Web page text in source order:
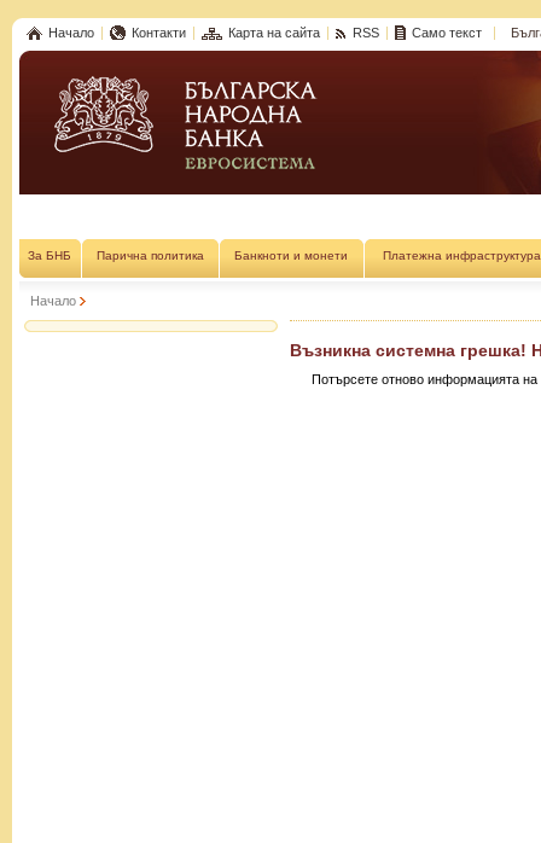
Начало Контакти Карта на сайта RSS Само текст
За БНБ Парична политика Банкноти и монети Платежна инфраструктура
Начало
Възникна системна грешка!
Потърсете отново информацията на